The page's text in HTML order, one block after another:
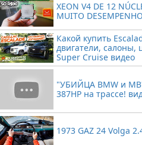
XEON V4 DE 12
MUITO
Какой купить
двигатели, салоны,
Super Cruise видео
"УБИЙЦА BMW и
387HP на трассе!
1973 GAZ 24 Volga